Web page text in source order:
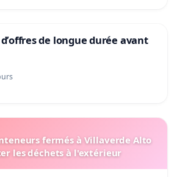
de longue durée avant
fermés à Villaverde Alto
les déchets à l'extérieur